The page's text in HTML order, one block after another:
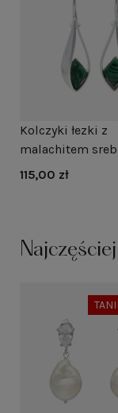
Kolczyki łezki z
malachitem
115,00 zł